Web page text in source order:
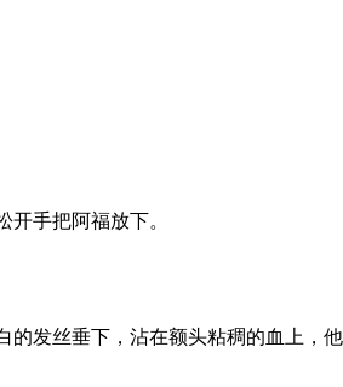
手把阿福放下。
发丝垂下，沾在额头粘稠的血上，